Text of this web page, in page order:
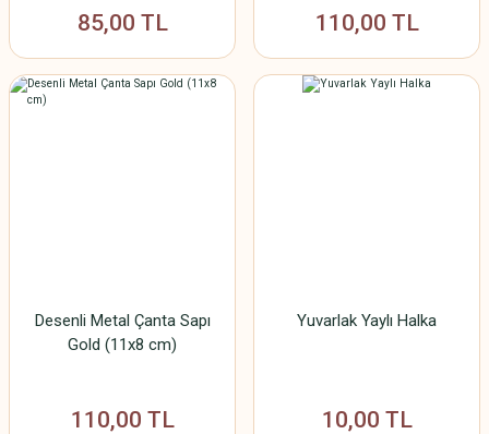
85,00 TL 110,00 TL
Desenli Metal Çanta Sapı
Gold (11x8 cm)
110,00 TL
Yuvarlak Yaylı Halka
10,00 TL